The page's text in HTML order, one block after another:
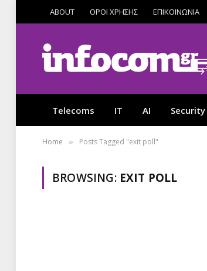
ABOUT ΟΡΟΙ ΧΡΗΣΗΣ ΕΠΙΚΟΙΝΩΝΙΑ
Telecoms IT AI Security
Home » Posts Tagged "exit poll"
BROWSING: EXIT POLL